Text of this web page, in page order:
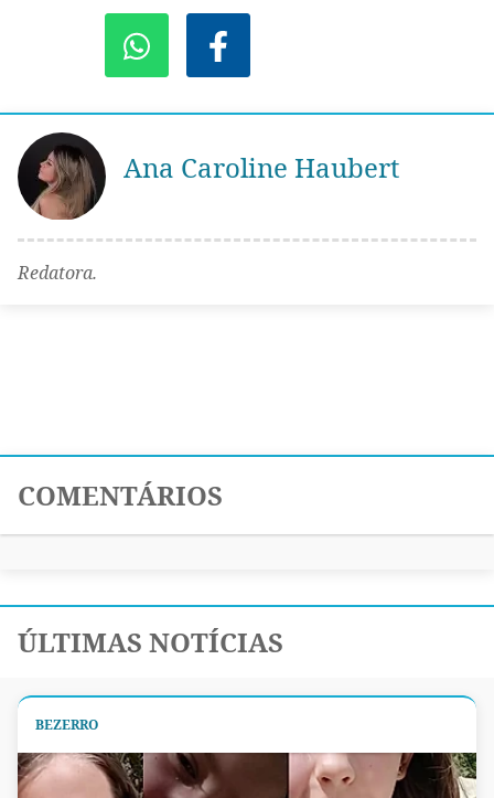
Ana Caroline Haubert
Redatora.
COMENTÁRIOS
ÚLTIMAS NOTÍCIAS
BEZERRO